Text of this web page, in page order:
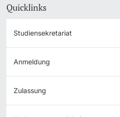
Quicklinks
Studiensekretariat
Anmeldung
Zulassung